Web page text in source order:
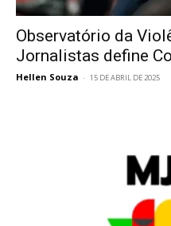
Observatório da
Jornalistas define
Hellen Souza - 15 DE ABRIL DE 2025